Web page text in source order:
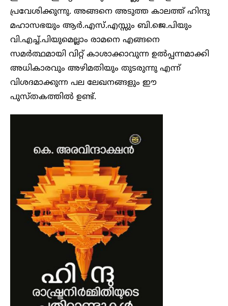
പ്രവേശിക്കുന്നു. അങ്ങനെ അടുത്ത കാലത്ത് ഹിന്ദു
മഹാസഭയും ആർ.എസ്.എസ്സും ബി.ജെ.പിയും
വി.എച്ച്.പിയുമെല്ലാം രാമനെ എങ്ങനെ
സമർത്ഥമായി വിറ്റ് കാശാക്കാവുന്ന ഉൽപ്പന്നമാക്കി
അധികാരവും അഴിമതിയും തുടരുന്നു എന്ന്
വിശദമാക്കുന്ന പല ലേഖനങ്ങളും ഈ
പുസ്തകത്തിൽ ഉണ്ട്.